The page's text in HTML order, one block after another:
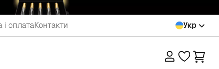
і оплатаКонтакти Укр